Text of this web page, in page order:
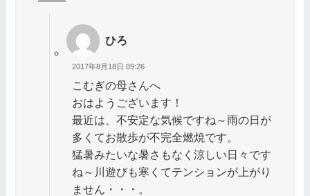
ひろ
2017年8月18日 09:26
こむぎの母さんへ
おはようございます！
最近は、不安定な気候ですね～雨の日が
多くてお散歩が不完全燃焼です。
猛暑みたいな暑さもなく涼しい日々です
ね～川遊びも寒くてテンションが上がり
ません・・・。